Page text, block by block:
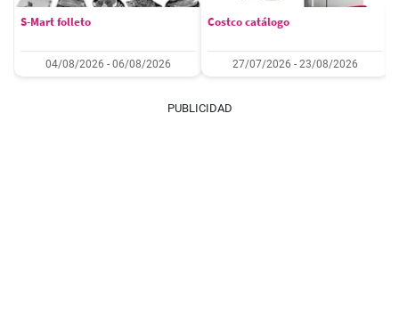
S-Mart folleto
04/08/2026 - 06/08/2026
Costco catálogo
27/07/2026 - 23/08/2026
PUBLICIDAD